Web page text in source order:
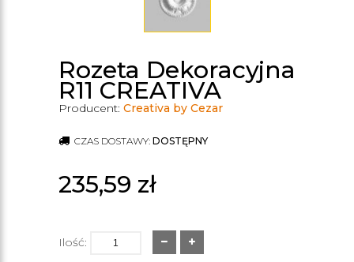
Rozeta Dekoracyjna
R11 CREATIVA
Producent: Creativa by Cezar
CZAS DOSTAWY: DOSTĘPNY
235,59 zł
Ilość: